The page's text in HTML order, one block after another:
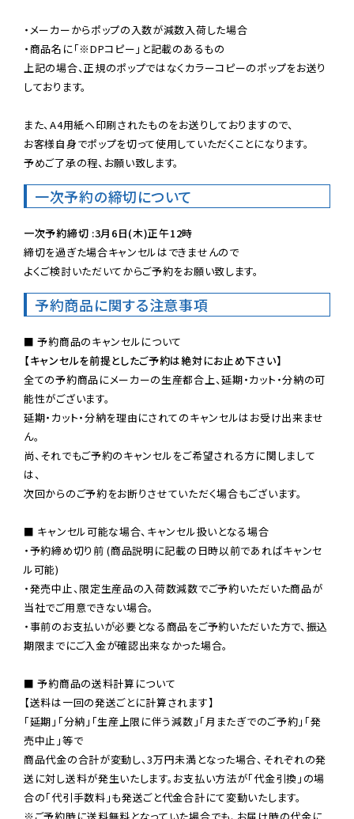
・メーカーからポップの入数が減数入荷した場合
・商品名に「※DPコピー」と記載のあるもの
上記の場合、正規のポップではなくカラーコピーのポップをお送り
しております。
また、A4用紙へ印刷されたものをお送りしておりますので、
お客様自身でポップを切って使用していただくことになります。
予めご了承の程、お願い致します。
一次予約の締切について
一次予約締切 :3月6日(木)正午12時
締切を過ぎた場合キャンセルはできませんので
よくご検討いただいてからご予約をお願い致します。
予約商品に関する注意事項
【キャンセルを前提としたご予約は絶対にお止め下さい】
全ての予約商品にメーカーの生産都合上、延期・カット・分納の可
能性がございます。
延期・カット・分納を理由にされてのキャンセルはお受け出来ませ
ん。
尚、それでもご予約のキャンセルをご希望される方に関しまして
は、
次回からのご予約をお断りさせていただく場合もございます。
■ キャンセル可能な場合、キャンセル扱いとなる場合
・予約締め切り前 (商品説明に記載の日時以前であればキャンセ
ル可能)
・発売中止、限定生産品の入荷数減数でご予約いただいた商品が
当社でご用意できない場合。
・事前のお支払いが必要となる商品をご予約いただいた方で、振込
期限までにご入金が確認出来なかった場合。
■ 予約商品の送料計算について
【送料は一回の発送ごとに計算されます】
「延期」「分納」「生産上限に伴う減数」「月またぎでのご予約」「発
売中止」等で
商品代金の合計が変動し、3万円未満となった場合、それぞれの発
送に対し送料が発生いたします。お支払い方法が「代金引換」の場
※ご予約時に送料無料となっていた場合でも、お届け時の代金に